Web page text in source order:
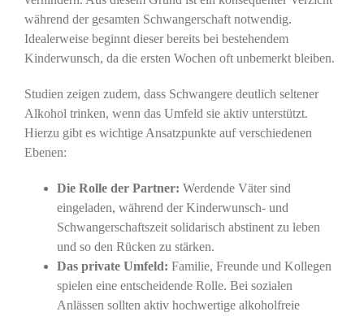
während der gesamten Schwangerschaft notwendig.
Idealerweise beginnt dieser bereits bei bestehendem
Kinderwunsch, da die ersten Wochen oft unbemerkt bleiben.
Studien zeigen zudem, dass Schwangere deutlich seltener
Alkohol trinken, wenn das Umfeld sie aktiv unterstützt.
Hierzu gibt es wichtige Ansatzpunkte auf verschiedenen
Ebenen:
Die Rolle der Partner: Werdende Väter sind
eingeladen, während der Kinderwunsch- und
Schwangerschaftszeit solidarisch abstinent zu leben
und so den Rücken zu stärken.
Das private Umfeld: Familie, Freunde und Kollegen
spielen eine entscheidende Rolle. Bei sozialen
Anlässen sollten aktiv hochwertige alkoholfreie